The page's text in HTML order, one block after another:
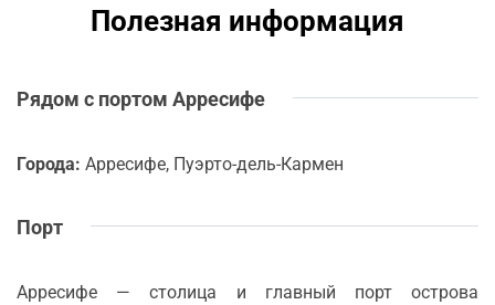
Полезная информация
Рядом с портом Арресифе
Города: Арресифе, Пуэрто-дель-Кармен
Порт
Арресифе — столица и главный порт острова